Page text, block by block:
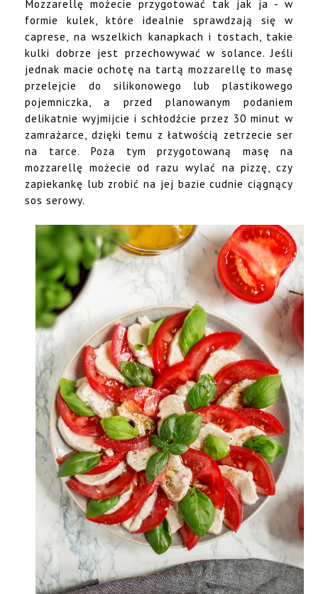
Mozzarellę możecie przygotować tak jak ja - w
formie kulek, które idealnie sprawdzają się w
caprese, na wszelkich kanapkach i tostach, takie
kulki dobrze jest przechowywać w solance. Jeśli
jednak macie ochotę na tartą mozzarellę to masę
przelejcie do silikonowego lub plastikowego
pojemniczka, a przed planowanym podaniem
delikatnie wyjmijcie i schłodźcie przez 30 minut w
zamrażarce, dzięki temu z łatwością zetrzecie ser
na tarce. Poza tym przygotowaną masę na
mozzarellę możecie od razu wylać na pizzę, czy
zapiekankę lub zrobić na jej bazie cudnie ciągnący
sos serowy.